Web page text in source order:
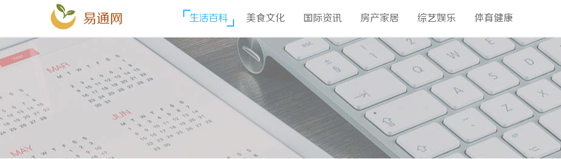
易通网 生活百科 美食文化 国际资讯 房产家居 综艺娱乐 体育健康